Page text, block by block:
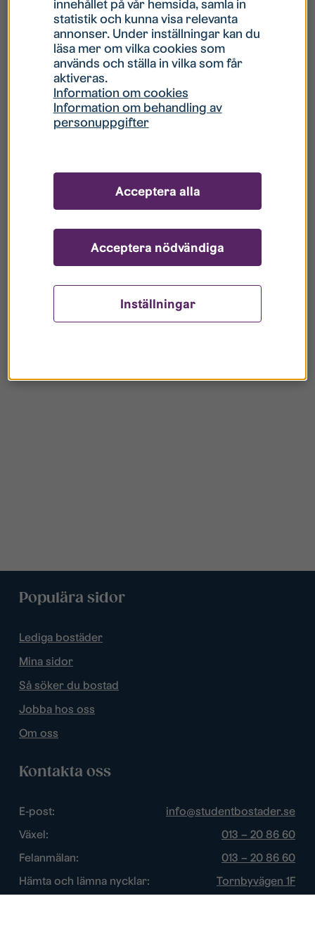
Hur gör jag om mitt konto är låst?
Hur gör jag när jag glömt mitt lösenord?
Vad innebär Gästkonto/Gästanvändare?
Populära sidor
Lediga bostäder
Mina sidor
Så söker du bostad
Jobba hos oss
Om oss
Kontakta oss
E-post:
info@studentbostader.se
Växel:
013 – 20 86 60
Felanmälan:
013 – 20 86 60
Hämta och lämna nycklar:
Tornbyvägen 1F
innehållet på vår hemsida, samla in
statistik och kunna visa relevanta
annonser. Under inställningar kan du
läsa mer om vilka cookies som
används och ställa in vilka som får
aktiveras.
Information om cookies
Information om behandling av
personuppgifter
Inställningar
Acceptera nödvändiga
Acceptera alla